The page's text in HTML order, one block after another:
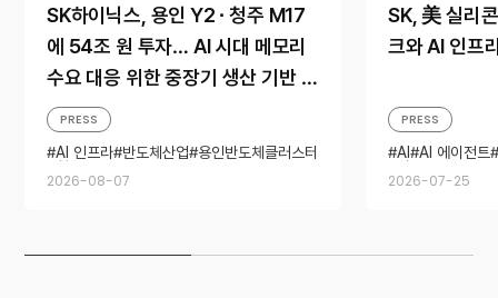
SK하이닉스, 용인 Y2 ∙ 청주 M17
에 54조 원 투자… AI 시대 메모리
수요 대응 위한 중장기 생산 기반 확
보
2026-08-07
PRESS
AI 인프라 반도체산업 용인반도체클러스터
SK, 美 실리
크와 AI 인프
2026-07-25
PRESS
AI
AI 에이전트